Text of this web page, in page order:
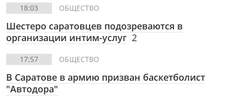
18:03 ОБЩЕСТВО
Шестеро саратовцев подозреваются в
организации интим-услуг 2
17:57 ОБЩЕСТВО
В Саратове в армию призван баскетболист
"Автодора"